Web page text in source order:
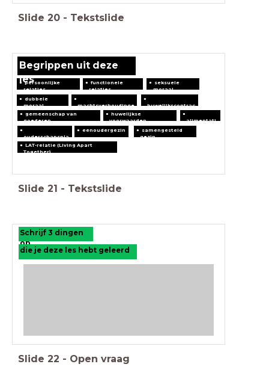
Slide 20 - Tekstslide
persoonlijke
relaties
functionele
relaties
seksuele
moraal
dubbele
moraal
Begrippen uit deze
les
machtsverhoudinge
n
huwelijkscontrac
t
gemeenschap van
goederen
huwelijkse
voorwaarden
alimentati
e
ouderschapspla
n
eenoudergezin
samengesteld
gezin
LAT-relatie (Living Apart
Together)
Slide 21 - Tekstslide
Schrijf 3 dingen
op
die je deze les hebt geleerd
Slide 22 - Open vraag